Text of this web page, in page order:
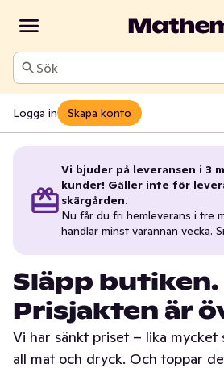
Sök
Logga in Skapa konto
Vi bjuder på leveransen i 3
kunder! Gäller inte för
skärgården.
Nu får du fri hemleverans i tre
handlar minst varannan vecka.
Släpp butiken.
Prisjakten är
Vi har sänkt priset – lika mycket
all mat och dryck. Och toppar